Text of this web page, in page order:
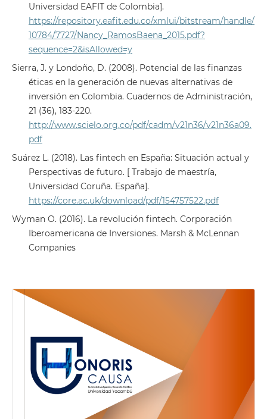
Universidad EAFIT de Colombia].
https://repository.eafit.edu.co/xmlui/bitstream/handle/
10784/7727/Nancy_RamosBaena_2015.pdf?
sequence=2&isAllowed=y
Sierra, J. y Londoño, D. (2008). Potencial de las finanzas
éticas en la generación de nuevas alternativas de
inversión en Colombia. Cuadernos de Administración,
21 (36), 183-220.
http://www.scielo.org.co/pdf/cadm/v21n36/v21n36a09.
pdf
Suárez L. (2018). Las fintech en España: Situación actual y
Perspectivas de futuro. [ Trabajo de maestría,
Universidad Coruña. España].
https://core.ac.uk/download/pdf/154757522.pdf
Wyman O. (2016). La revolución fintech. Corporación
Iberoamericana de Inversiones. Marsh & McLennan
Companies